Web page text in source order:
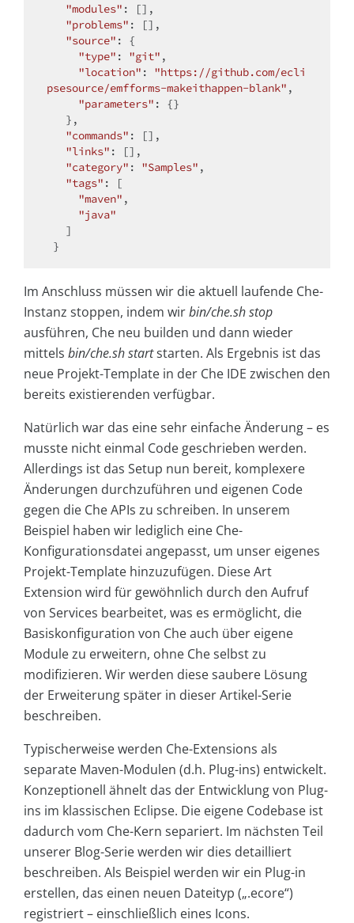
"modules" : [],
"problems" : [],
"source" : {
"type" : "git" ,
"location" : "https://github.com/ecli
psesource/emfforms-makeithappen-blank" ,
"parameters" : {}
"commands" : [],
"links" : [],
"category" : "Samples" ,
"tags" : [
"maven" ,
"java"
Im Anschluss müssen wir die aktuell laufende Che-
Instanz stoppen, indem wirbin/che.sh stop
ausführen, Che neu builden und dann wieder
mittels bin/che.sh startstarten. Als Ergebnis ist das
neue Projekt-Template in der Che IDE zwischen den
bereits existierenden verfügbar.
Natürlich war das eine sehr einfache Änderung – es
musste nicht einmal Code geschrieben werden.
Allerdings ist das Setup nun bereit, komplexere
Änderungen durchzuführen und eigenen Code
gegen die Che APIs zu schreiben. In unserem
Beispiel haben wir lediglich eine Che-
Konfigurationsdatei angepasst, um unser eigenes
Projekt-Template hinzuzufügen. Diese Art
Extension wird für gewöhnlich durch den Aufruf
von Services bearbeitet, was es ermöglicht, die
Basiskonfiguration von Che auch über eigene
Module zu erweitern, ohne Che selbst zu
modifizieren. Wir werden diese saubere Lösung
der Erweiterung später in dieser Artikel-Serie
beschreiben.
Typischerweise werden Che-Extensions als
separate Maven-Modulen (d.h. Plug-ins) entwickelt.
Konzeptionell ähnelt das der Entwicklung von Plug-
ins im klassischen Eclipse. Die eigene Codebase ist
dadurch vom Che-Kern separiert. Im nächsten Teil
unserer Blog-Serie werden wir dies detailliert
beschreiben. Als Beispiel werden wir ein Plug-in
erstellen, das einen neuen Dateityp („.ecore“)
registriert – einschließlich eines Icons.